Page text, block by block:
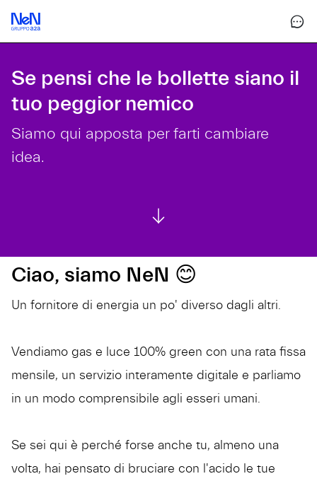
Se pensi che le bollette siano il
tuo peggior nemico
Siamo qui apposta per farti cambiare
idea.
Ciao, siamo NeN 😊
Un fornitore di energia un po' diverso dagli altri.
Vendiamo gas e luce 100% green con una rata fissa
mensile, un servizio interamente digitale e parliamo
in un modo comprensibile agli esseri umani.
Se sei qui è perché forse anche tu, almeno una
volta, hai pensato di bruciare con l'acido le tue